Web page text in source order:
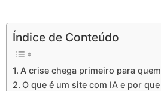
Índice de Conteúdo
A crise chega primeiro para
O que é um site com IA e por